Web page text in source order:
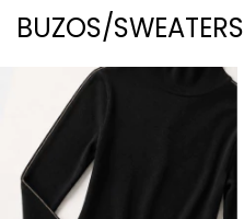
BUZOS/SWEATERS